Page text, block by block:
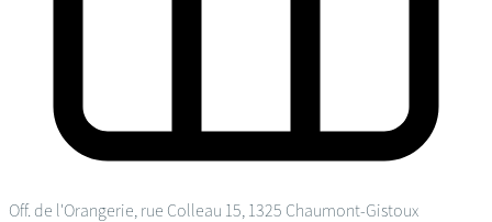
Off. de l'Orangerie, rue Colleau 15, 1325 Chaumont-Gistoux